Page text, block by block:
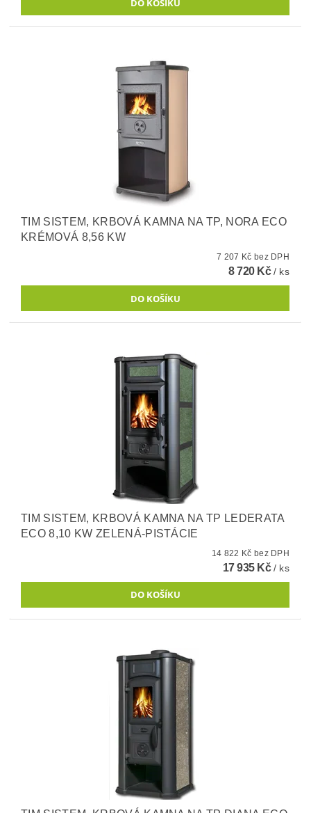
TIM SISTEM, KRBOVÁ KAMNA NA TP, NORA ECO
KRÉMOVÁ 8,56 KW
7 207 Kč bez DPH
8 720 Kč/ ks
TIM SISTEM, KRBOVÁ KAMNA NA TP LEDERATA
ECO 8,10 KW ZELENÁ-PISTÁCIE
14 822 Kč bez DPH
17 935 Kč/ ks